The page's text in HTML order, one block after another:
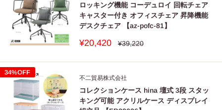
ロッキング機能 コーデュロイ 回転チェア
キャスター付き オフィスチェア 昇降機能
デスクチェア 【az-pofc-81】
販
価
¥20,420
通
格
¥39,220
34%OFF
不二貿易株式会社
コレクションケース hina 壇式 3段 スタッ
キング可能 アクリルケース ディスプレイ